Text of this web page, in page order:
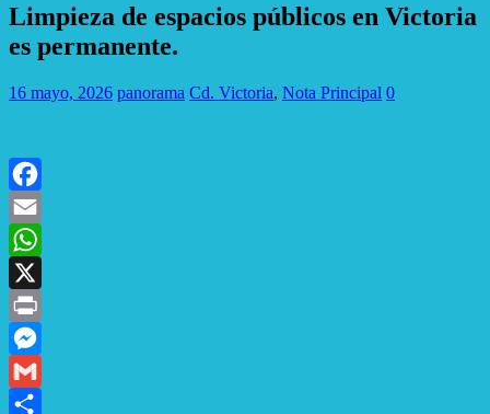
Limpieza de espacios públicos en Victoria
es permanente.
16 mayo, 2026 panorama Cd. Victoria, Nota Principal 0
Facebook
Email
WhatsApp
X
Print
Messenger
Gmail